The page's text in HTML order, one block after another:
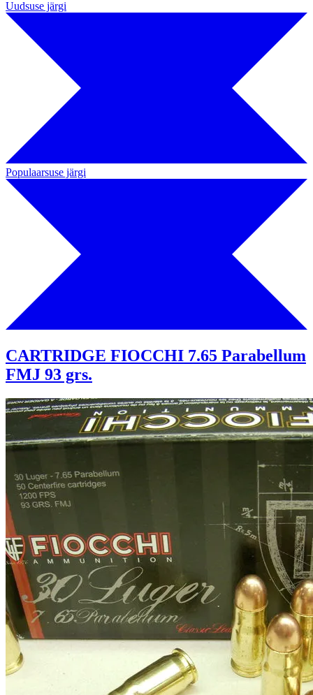
Uudsuse järgi
Populaarsuse järgi
CARTRIDGE FIOCCHI 7.65 Parabellum
FMJ 93 grs.